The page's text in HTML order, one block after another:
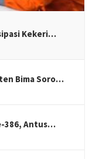
Kekeri…
Bima Soro…
386, Antus…